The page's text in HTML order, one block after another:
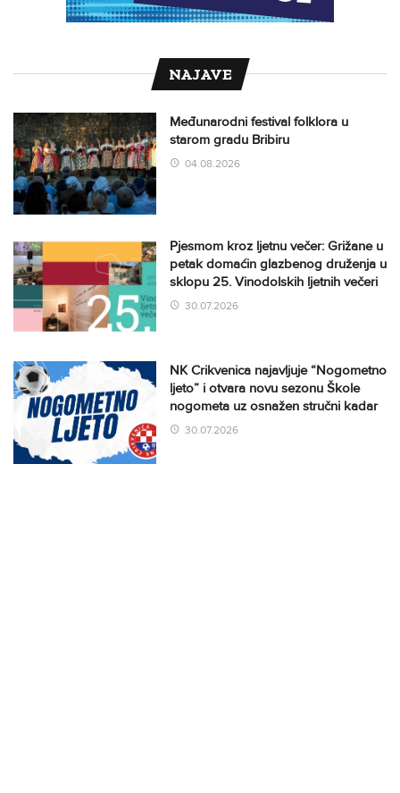
NAJAVE
Međunarodni festival folklora u
starom gradu Bribiru
04.08.2026
Pjesmom kroz ljetnu večer: Grižane u
petak domaćin glazbenog druženja u
sklopu 25. Vinodolskih ljetnih večeri
30.07.2026
NK Crikvenica najavljuje “Nogometno
ljeto” i otvara novu sezonu Škole
nogometa uz osnažen stručni kadar
30.07.2026